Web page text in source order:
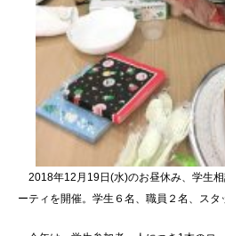
2018年12月19日(水)のお昼休み、学生
ーティを開催。学生６名、職員２名、スタ